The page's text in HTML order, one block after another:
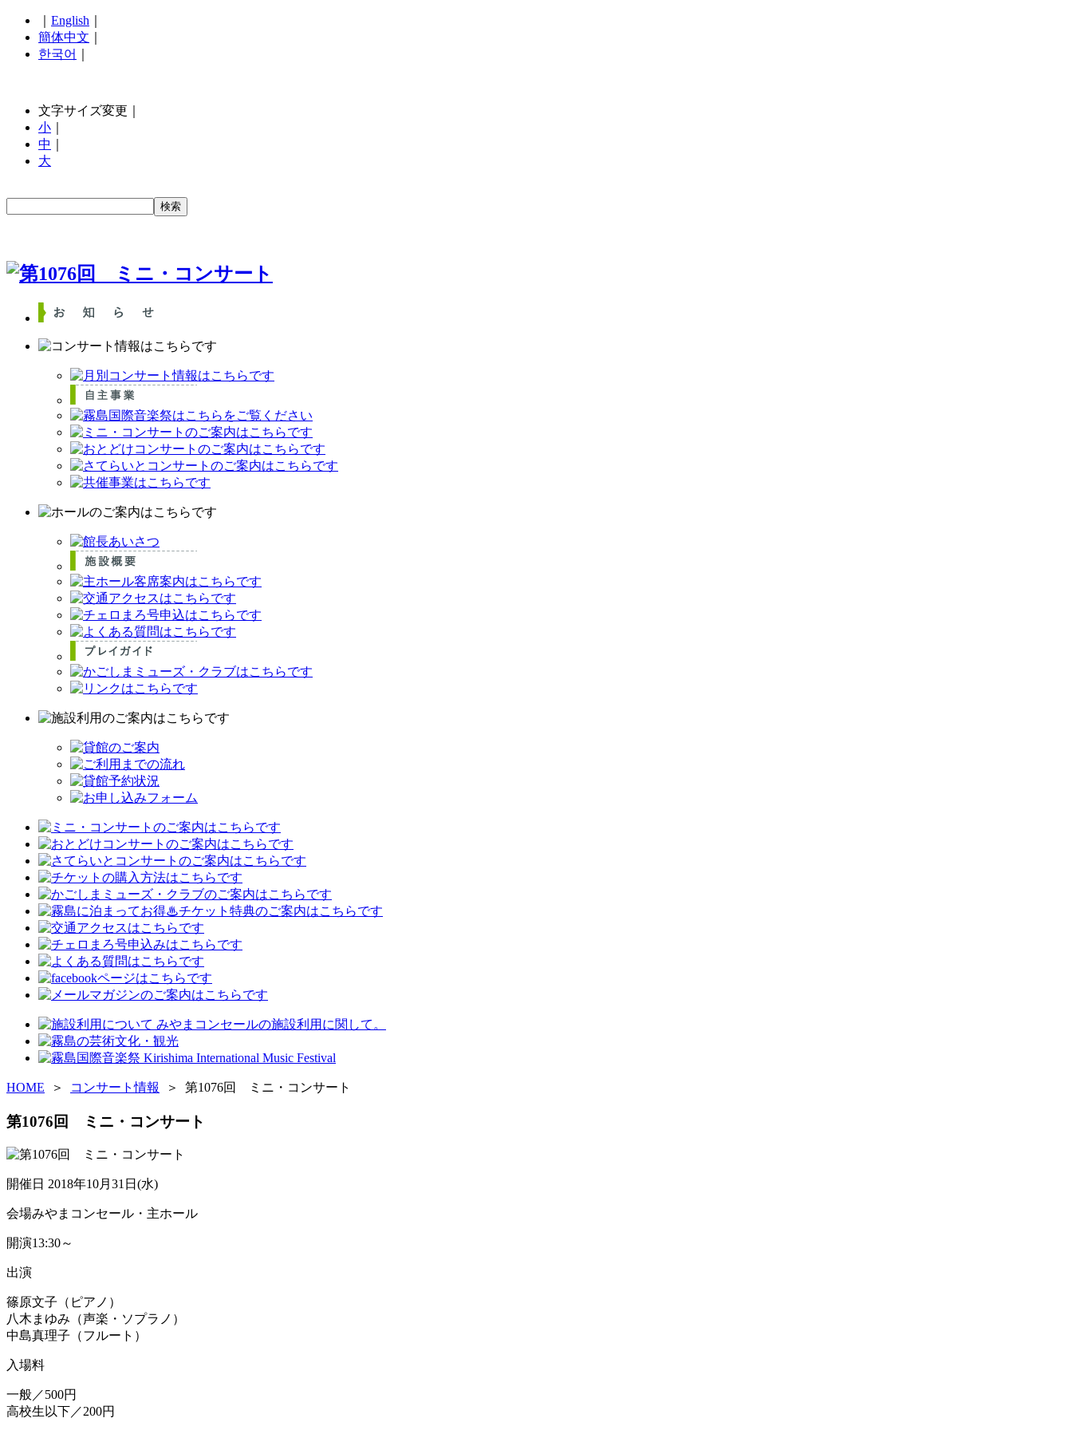
English
簡体中文
한국어
文字サイズ変更｜
小
中
大
HOME ＞ コンサート情報 ＞ 第1076回 ミニ・コンサート
第1076回 ミニ・コンサート
開催日 2018年10月31日(水)
会場みやまコンセール・主ホール
開演13:30～
出演
篠原文子（ピアノ）
八木まゆみ（声楽・ソプラノ）
中島真理子（フルート）
入場料
一般／500円
高校生以下／200円